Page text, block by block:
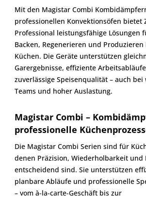
Mit den Magistar Combi
professionellen Konvektionsöfen bietet
Professional leistungsfähige Lösungen
Backen, Regenerieren und
Küchen. Die Geräte unterstützen
Garergebnisse, effiziente
zuverlässige Speisenqualität – auch bei
Teams und hoher Auslastung.
Magistar Combi –
professionelle
Die Magistar Combi Serien sind für
denen Präzision, Wiederholbarkeit und
entscheidend sind. Sie unterstützen
planbare Abläufe und professionelle
– vom à-la-carte-Geschäft bis zur